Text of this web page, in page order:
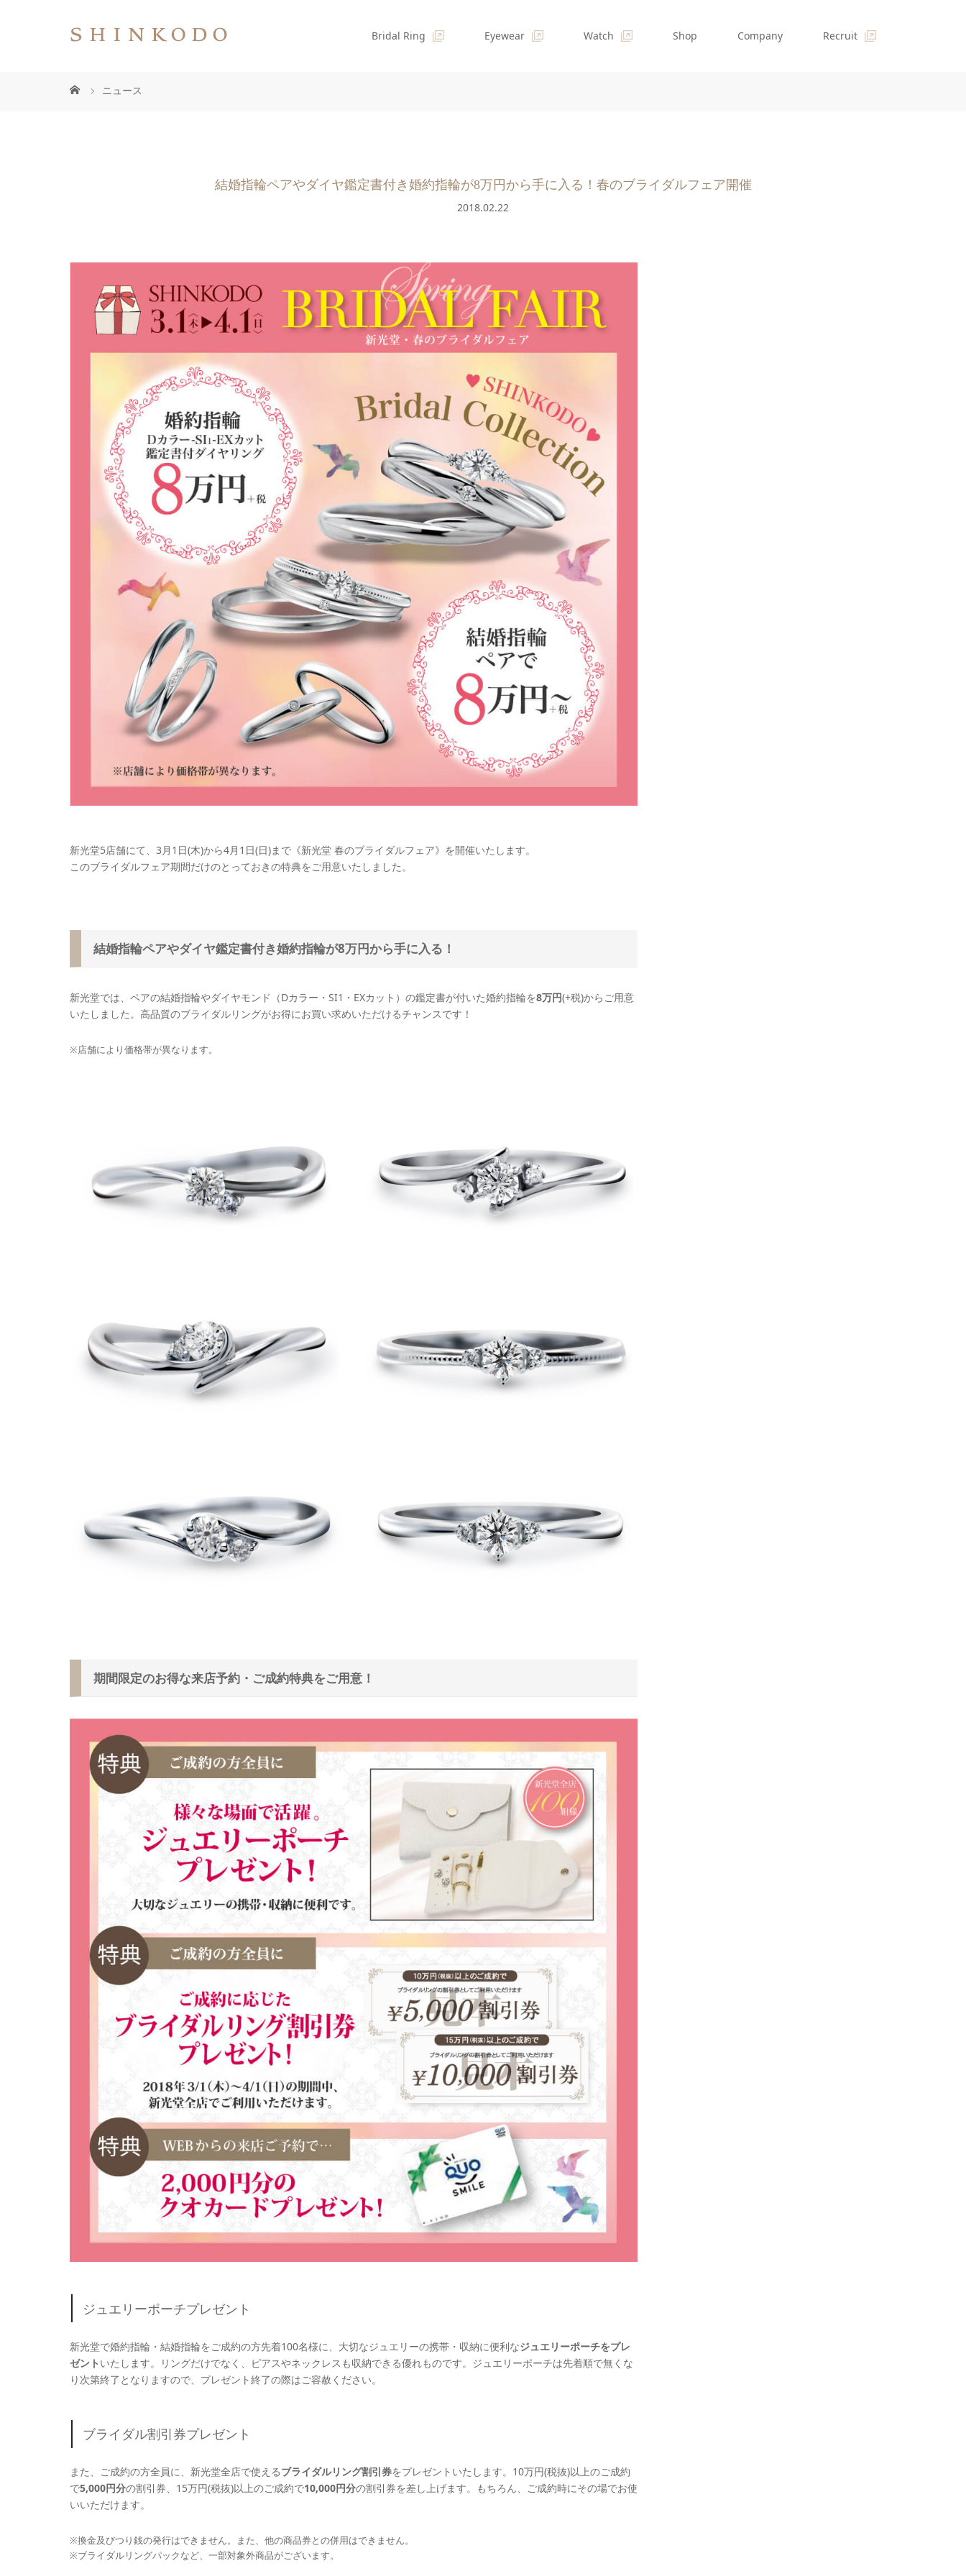
Bridal Ring Eyewear Watch Shop Company Recruit
ニュース
結婚指輪ペアやダイヤ鑑定書付き婚約指輪が8万円から手に入る！春のブライダルフェア開催
2018.02.22
新光堂5店舗にて、3月1日(木)から4月1日(日)まで《新光堂 春のブライダルフェア》を開催いたします。
このブライダルフェア期間だけのとっておきの特典をご用意いたしました。
結婚指輪ペアやダイヤ鑑定書付き婚約指輪が8万円から手に入る！
新光堂では、ペアの結婚指輪やダイヤモンド（Dカラー・SI1・EXカット）の鑑定書が付いた婚約指輪を8万円(+税)からご用意
いたしました。高品質のブライダルリングがお得にお買い求めいただけるチャンスです！
※店舗により価格帯が異なります。
期間限定のお得な来店予約・ご成約特典をご用意！
ジュエリーポーチプレゼント
新光堂で婚約指輪・結婚指輪をご成約の方先着100名様に、大切なジュエリーの携帯・収納に便利なジュエリーポーチをプレ
ゼント いたします。リングだけでなく、ピアスやネックレスも収納できる優れものです。ジュエリーポーチは先着順で無くな
り次第終了となりますので、プレゼント終了の際はご容赦ください。
ブライダル割引券プレゼント
また、ご成約の方全員に、新光堂全店で使えるブライダルリング割引券をプレゼントいたします。10万円(税抜)以上のご成約
で5,000円分の割引券、15万円(税抜)以上のご成約で10,000円分の割引券を差し上げます。もちろん、ご成約時にその場でお使
いいただけます。
※換金及びつり銭の発行はできません。また、他の商品券との併用はできません。
※ブライダルリングパックなど、一部対象外商品がございます。